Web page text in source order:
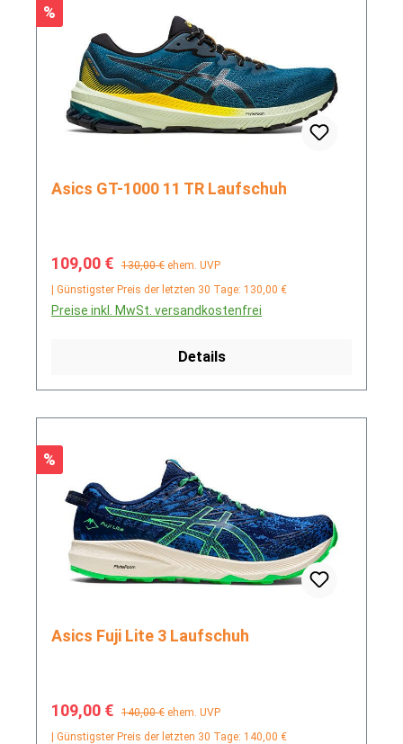
Rabatt
%
Asics GT-1000 11 TR Laufschuh
Verkaufspreis:
109,00 € Regulärer Preis:
130,00 € ehem. UVP
| Günstigster Preis der letzten 30 Tage: 130,00 €
Preise inkl. MwSt. versandkostenfrei
Details
Rabatt
%
Asics Fuji Lite 3 Laufschuh
Verkaufspreis:
109,00 € Regulärer Preis:
140,00 € ehem. UVP
| Günstigster Preis der letzten 30 Tage: 140,00 €